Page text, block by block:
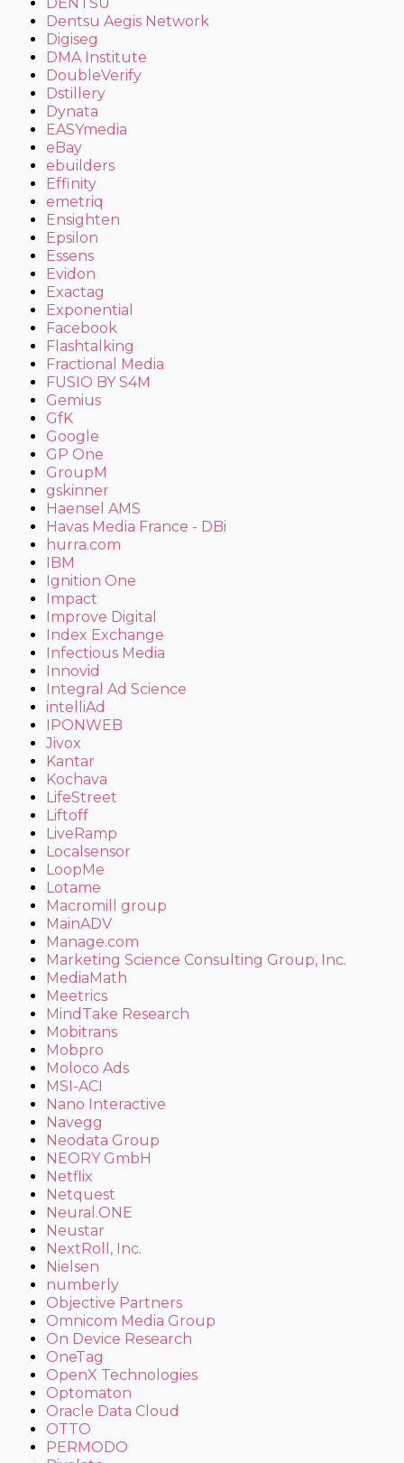
Dentsu Aegis Network
Digiseg
DMA Institute
DoubleVerify
Dstillery
Dynata
EASYmedia
eBay
ebuilders
Effinity
emetriq
Ensighten
Epsilon
Essens
Evidon
Exactag
Exponential
Facebook
Flashtalking
Fractional Media
FUSIO BY S4M
Gemius
GfK
Google
GP One
GroupM
gskinner
Haensel AMS
Havas Media France - DBi
hurra.com
IBM
Ignition One
Impact
Improve Digital
Index Exchange
Infectious Media
Innovid
Integral Ad Science
intelliAd
IPONWEB
Jivox
Kantar
Kochava
LifeStreet
Liftoff
LiveRamp
Localsensor
LoopMe
Lotame
Macromill group
MainADV
Manage.com
Marketing Science Consulting Group, Inc.
MediaMath
Meetrics
MindTake Research
Mobitrans
Mobpro
Moloco Ads
MSI-ACI
Nano Interactive
Navegg
Neodata Group
NEORY GmbH
Netflix
Netquest
Neural.ONE
Neustar
NextRoll, Inc.
Nielsen
numberly
Objective Partners
Omnicom Media Group
On Device Research
OneTag
OpenX Technologies
Optomaton
Oracle Data Cloud
OTTO
PERMODO